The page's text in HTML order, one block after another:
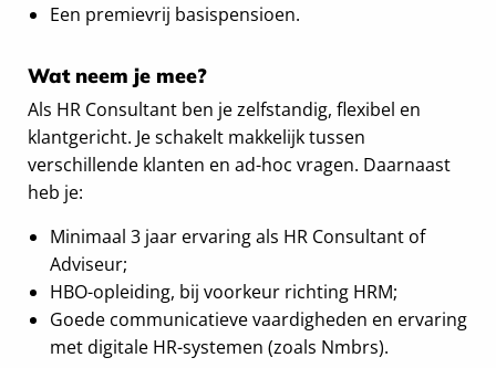
Een premievrij basispensioen.
Wat neem je mee?
Als HR Consultant ben je zelfstandig, flexibel en
klantgericht. Je schakelt makkelijk tussen
verschillende klanten en ad-hoc vragen. Daarnaast
heb je:
Minimaal 3 jaar ervaring als HR Consultant of
Adviseur;
HBO-opleiding, bij voorkeur richting HRM;
Goede communicatieve vaardigheden en ervaring
met digitale HR-systemen (zoals Nmbrs).